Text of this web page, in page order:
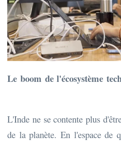
Le boom de l'écosystème
L'Inde ne se contente plus
de la planète. En l'espace de